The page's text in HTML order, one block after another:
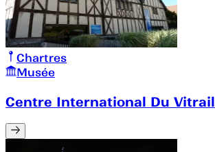
Chartres
Musée
Centre International Du Vitrail